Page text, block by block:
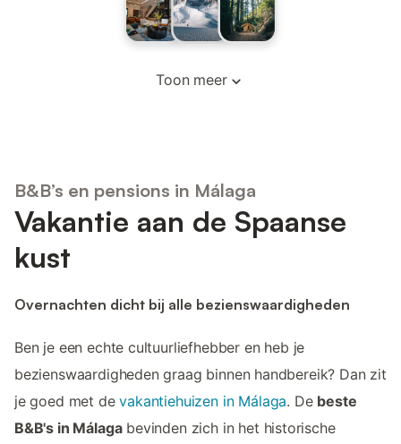
Toon meer
B&B’s en pensions in Málaga
Vakantie aan de Spaanse
kust
Overnachten dicht bij alle bezienswaardigheden
Ben je een echte cultuurliefhebber en heb je
bezienswaardigheden graag binnen handbereik? Dan zit
je goed met devakantiehuizen in Málaga. De beste
B&B's in Málagabevinden zich in het historische